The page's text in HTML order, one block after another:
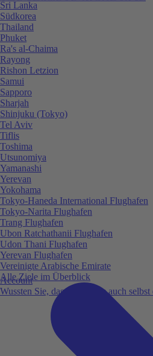
Account
Wussten Sie, dass Sie vieles auch
Sri Lanka
Südkorea
Thailand
Phuket
Ra's al-Chaima
Rayong
Rishon Letzion
Samui
Sapporo
Sharjah
Shinjuku (Tokyo)
Tel Aviv
Tiflis
Toshima
Utsunomiya
Yamanashi
Yerevan
Yokohama
Tokyo-Haneda International Flughafen
Tokyo-Narita Flughafen
Trang Flughafen
Ubon Ratchathanii Flughafen
Udon Thani Flughafen
Yerevan Flughafen
Vereinigte Arabische Emirate
Alle Ziele im Überblick